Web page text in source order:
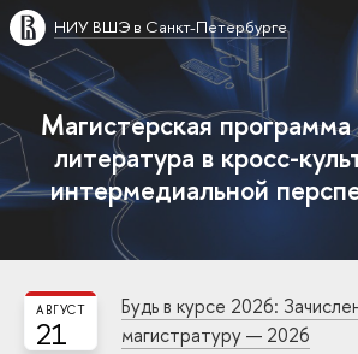
НИУ ВШЭ в Санкт-Петербурге
Магистерская программа
литература в кросс-
интермедиальной
21
АВГУСТ
Будь в курсе 2026:
магистратуру — 2026